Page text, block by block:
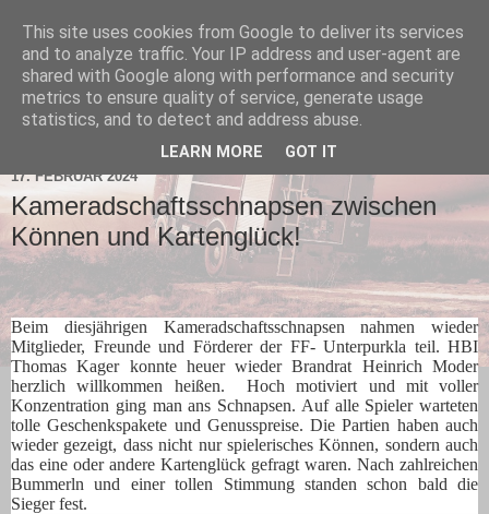
17. FEBRUAR 2024
Kameradschaftsschnapsen zwischen
Können und Kartenglück!
Beim diesjährigen Kameradschaftsschnapsen nahmen wieder
Mitglieder, Freunde und Förderer der FF- Unterpurkla teil. HBI
Thomas Kager konnte heuer wieder Brandrat Heinrich Moder
herzlich willkommen heißen. Hoch motiviert und mit voller
Konzentration ging man ans Schnapsen. Auf alle Spieler warteten
tolle Geschenkspakete und Genusspreise. Die Partien haben auch
wieder gezeigt, dass nicht nur spielerisches Können, sondern auch
das eine oder andere Kartenglück gefragt waren. Nach zahlreichen
Bummerln und einer tollen Stimmung standen schon bald die
Sieger fest.
This site uses cookies from Google to deliver its services
and to analyze traffic. Your IP address and user-agent are
shared with Google along with performance and security
metrics to ensure quality of service, generate usage
statistics, and to detect and address abuse.
LEARN MORE GOT IT